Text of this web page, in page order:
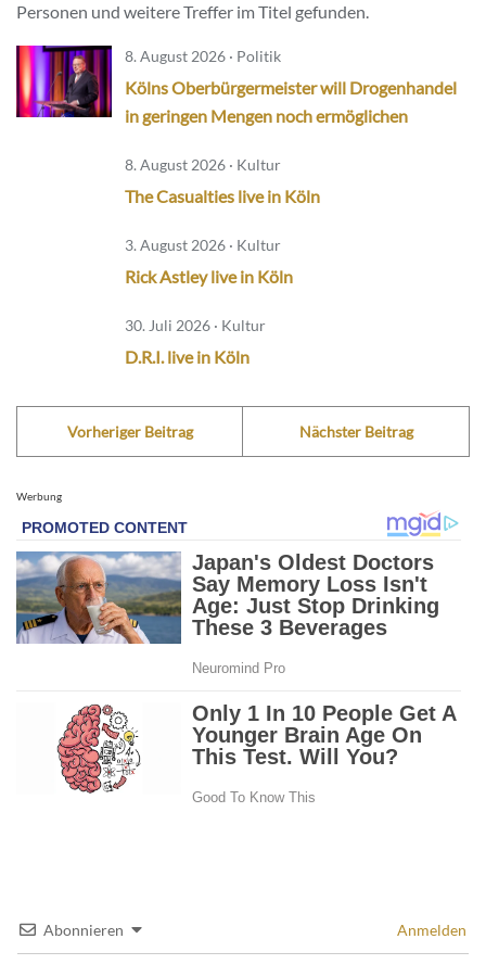
Personen und weitere Treffer im Titel gefunden.
8. August 2026 · Politik
Kölns Oberbürgermeister will Drogenhandel
in geringen Mengen noch ermöglichen
8. August 2026 · Kultur
The Casualties live in Köln
3. August 2026 · Kultur
Rick Astley live in Köln
30. Juli 2026 · Kultur
D.R.I. live in Köln
Vorheriger Beitrag Nächster Beitrag
Werbung
Abonnieren Anmelden